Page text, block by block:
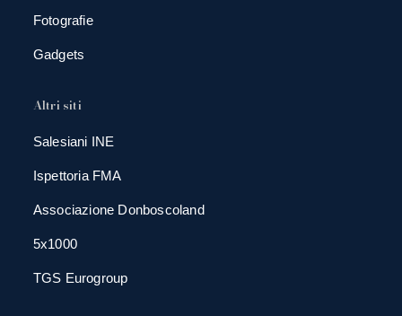
Fotografie
Gadgets
Altri siti
Salesiani INE
Ispettoria FMA
Associazione Donboscoland
5x1000
TGS Eurogroup